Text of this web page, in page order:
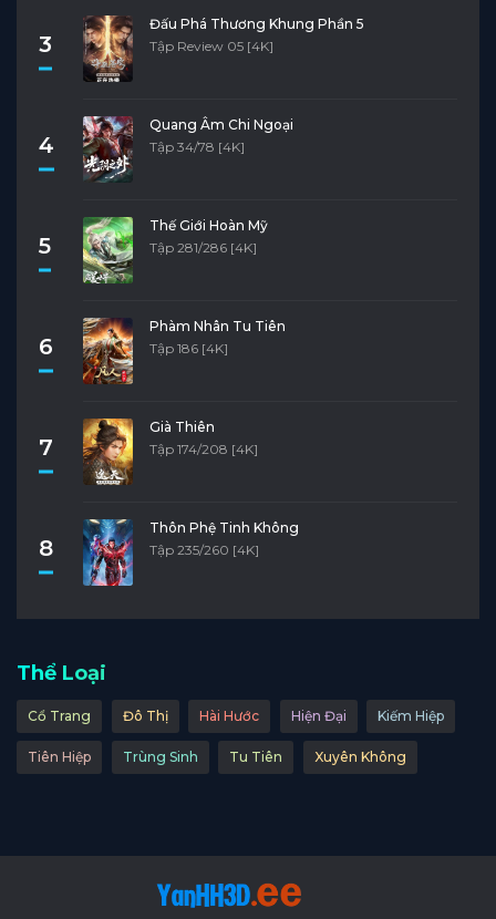
3
Đấu Phá Thương Khung Phần 5
Tập Review 05 [4K]
4
Quang Âm Chi Ngoại
Tập 34/78 [4K]
5
Thế Giới Hoàn Mỹ
Tập 281/286 [4K]
6
Phàm Nhân Tu Tiên
Tập 186 [4K]
7
Già Thiên
Tập 174/208 [4K]
8
Thôn Phệ Tinh Không
Tập 235/260 [4K]
Thể Loại
Cổ Trang Đô Thị Hài Hước Hiện Đại Kiếm Hiệp
Tiên Hiệp Trùng Sinh Tu Tiên Xuyên Không